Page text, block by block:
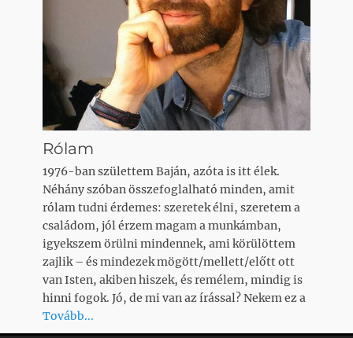
Rólam
1976-ban születtem Baján, azóta is itt élek.
Néhány szóban összefoglalható minden, amit
rólam tudni érdemes: szeretek élni, szeretem a
családom, jól érzem magam a munkámban,
igyekszem örülni mindennek, ami körülöttem
zajlik – és mindezek mögött/mellett/előtt ott
van Isten, akiben hiszek, és remélem, mindig is
hinni fogok. Jó, de mi van az írással? Nekem ez a
Tovább...